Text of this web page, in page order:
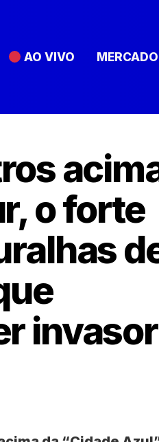
AO VIVO
o forte
invasor